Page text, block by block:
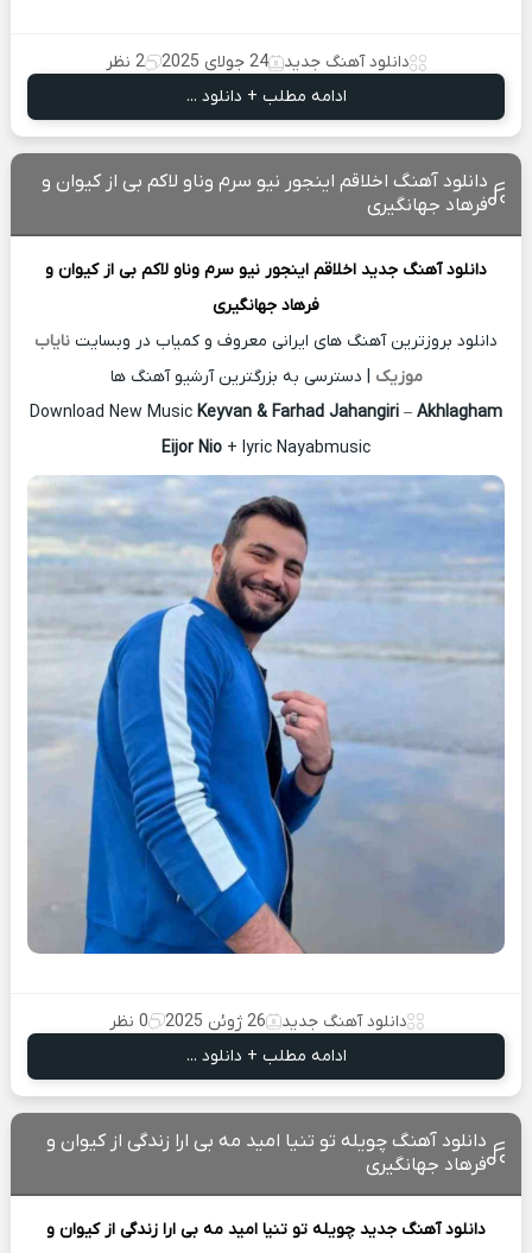
دانلود آهنگ جدید 24 جولای 2025
2 نظر
ادامه مطلب + دانلود ...
دانلود آهنگ اخلاقم اینجور نیو سرم وناو لاکم بی از کیوان و
فرهاد جهانگیری
دانلود آهنگ جدید اخلاقم اینجور نیو سرم وناو لاکم بی ازکیوان و
فرهاد جهانگیری
دانلود بروزترین آهنگ های ایرانی معروف و کمیاب در وبسایت نایاب
موزیک | دسترسی به بزرگترین آرشیو آهنگ ها
Download New Music Keyvan & Farhad Jahangiri – Akhlagham
Eijor Nio + lyric Nayabmusic
دانلود آهنگ جدید 26 ژوئن 2025
0 نظر
ادامه مطلب + دانلود ...
دانلود آهنگ چویله تو تنیا امید مه بی ارا زندگی از کیوان و
فرهاد جهانگیری
دانلود آهنگ جدید چویله تو تنیا امید مه بی ارا زندگی ازکیوان و